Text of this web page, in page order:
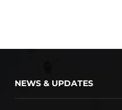
NEWS & UPDATES